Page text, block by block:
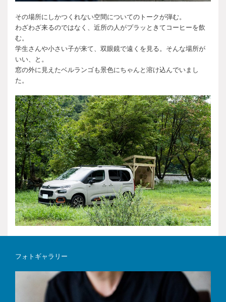
その場所にしかつくれない空間についてのトークが弾む。
わざわざ来るのではなく、近所の人がプラッときてコーヒーを飲
む。
学生さんや小さい子が来て、双眼鏡で遠くを見る。そんな場所が
いい、と。
窓の外に見えたベルランゴも景色にちゃんと溶け込んでいまし
た。
フォトギャラリー